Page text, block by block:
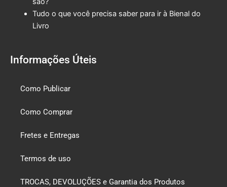
Tudo o que você precisa saber para ir à Bienal do
Livro
Informações Úteis
Como Publicar
Como Comprar
Fretes e Entregas
Termos de uso
TROCAS, DEVOLUÇÕES e Garantia dos Produtos